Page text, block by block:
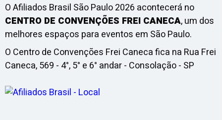
O Afiliados Brasil São Paulo 2026 acontecerá no
CENTRO DE CONVENÇÕES FREI CANECA, um dos
melhores espaços para eventos em São Paulo.
O Centro de Convenções Frei Caneca fica na Rua Frei
Caneca, 569 - 4°, 5° e 6° andar - Consolação - SP